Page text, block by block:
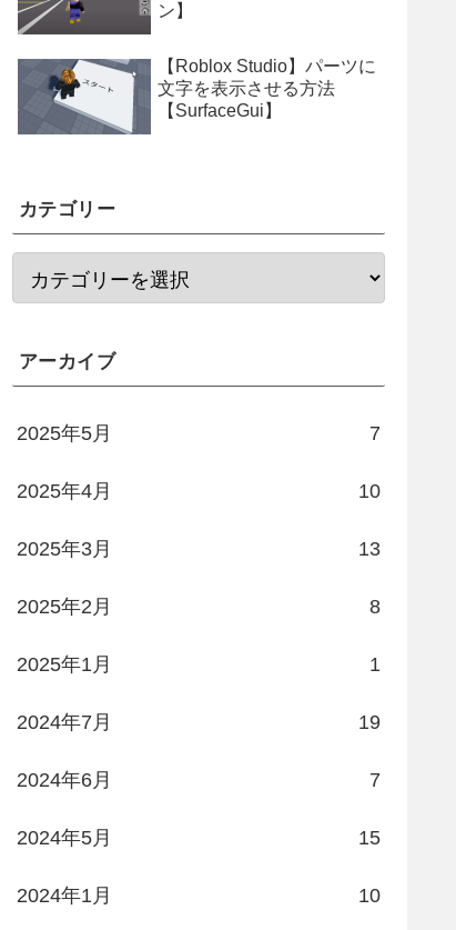
ン】
【Roblox Studio】パーツに
文字を表示させる方法
【SurfaceGui】
カテゴリー
アーカイブ
2025年5月 7
2025年4月 10
2025年3月 13
2025年2月 8
2025年1月 1
2024年7月 19
2024年6月 7
2024年5月 15
2024年1月 10